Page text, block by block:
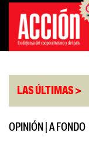
Saltar
contenido
LAS ÚLTIMAS >
el Congreso |
OPINIÓN A FONDO